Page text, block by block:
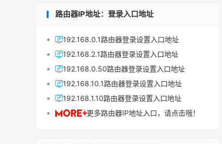
路由器IP地址：登录入口地址
192.168.0.1路由器登录设置入口地址
192.168.2.1路由器登录设置入口地址
192.168.0.50路由器登录设置入口地址
192.168.10.1路由器登录设置入口地址
192.168.1.10路由器登录设置入口地址
更多路由器IP地址入口，请点击哦！